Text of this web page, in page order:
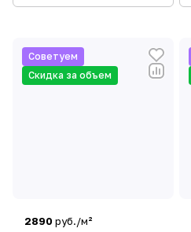
Советуем
Скидка за объем
2890 руб./м²